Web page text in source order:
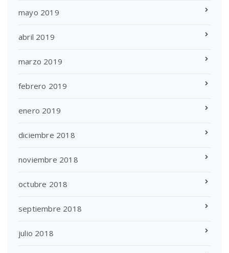
mayo 2019
abril 2019
marzo 2019
febrero 2019
enero 2019
diciembre 2018
noviembre 2018
octubre 2018
septiembre 2018
julio 2018